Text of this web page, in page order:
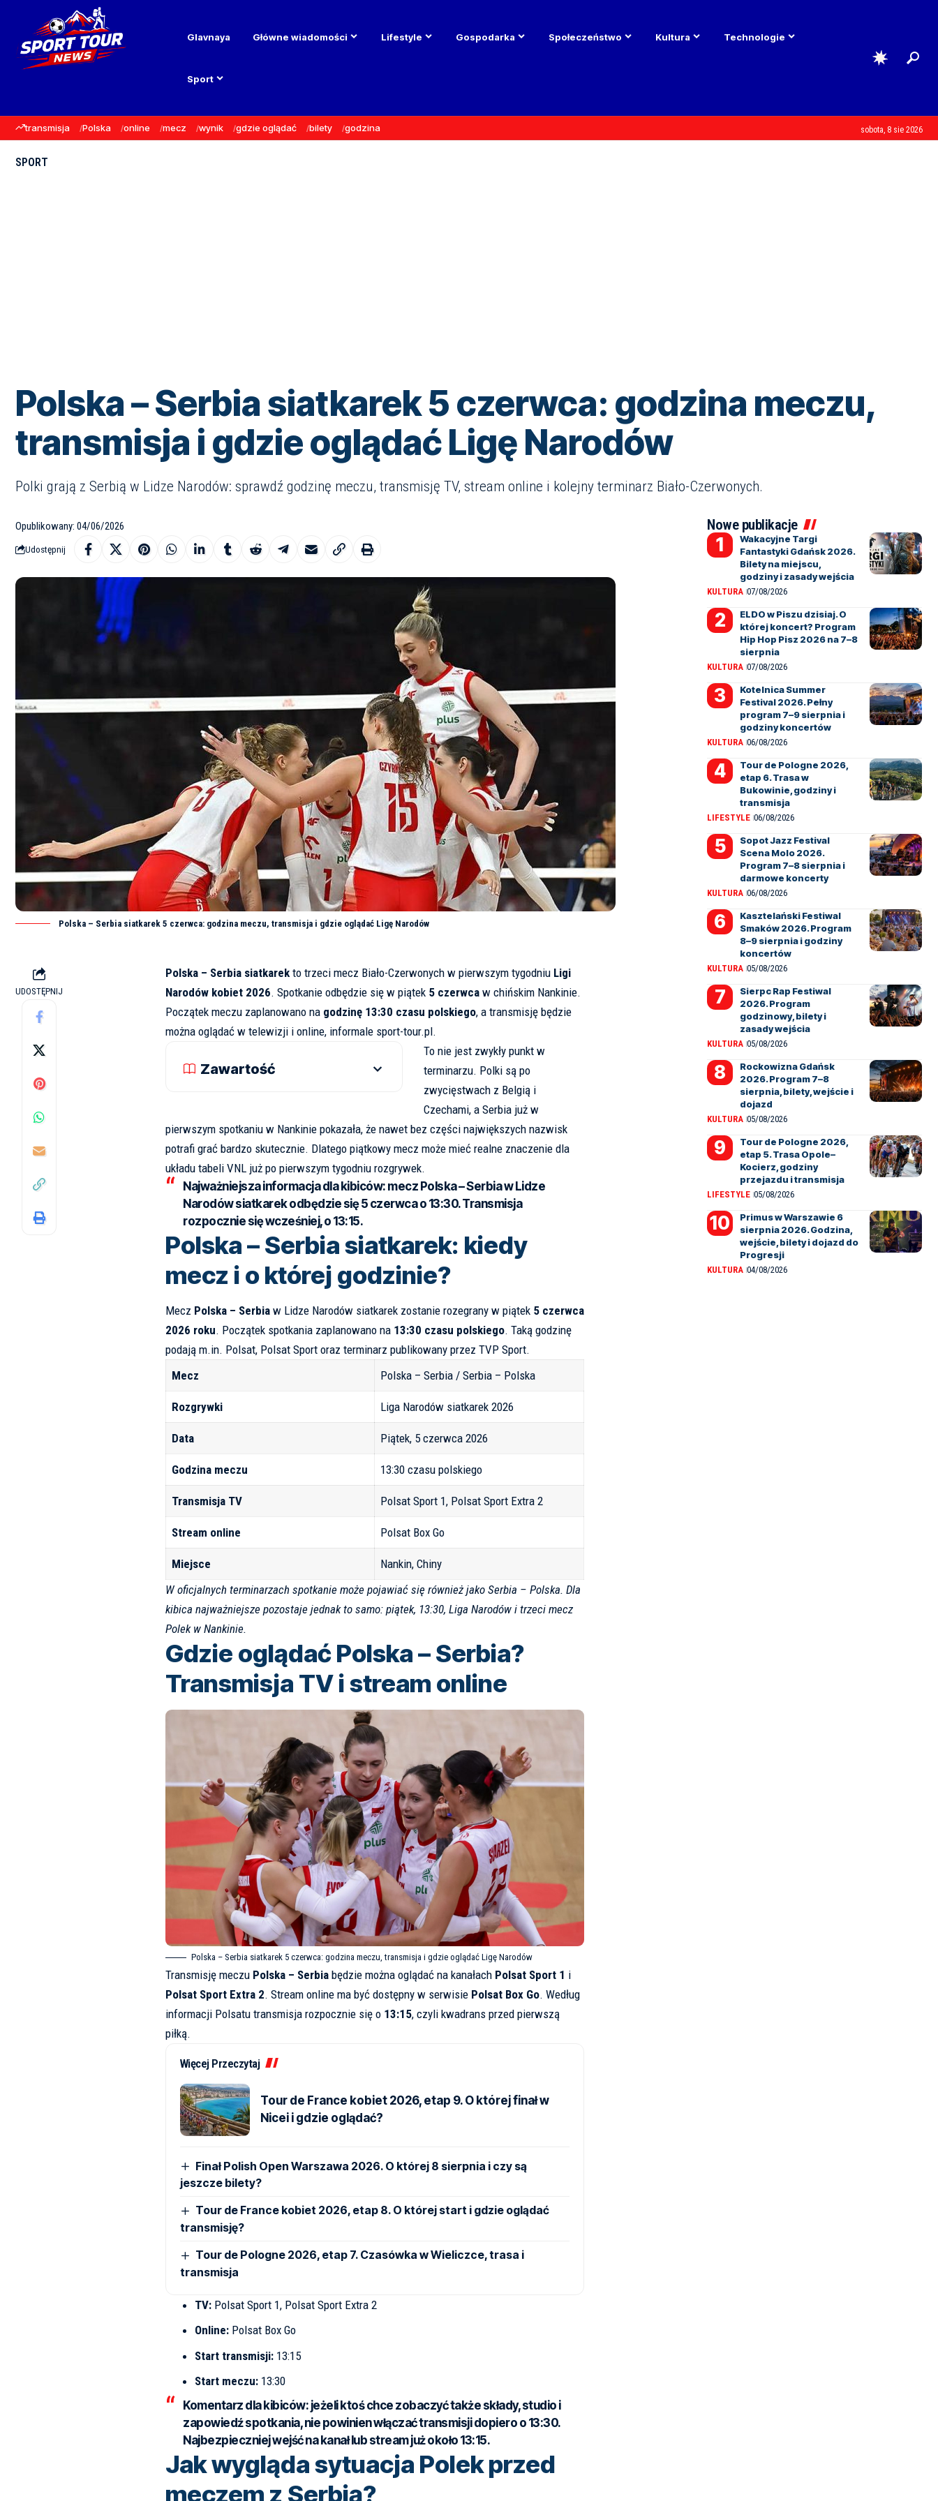
Glavnaya Główne wiadomości Lifestyle Gospodarka Społeczeństwo Kultura Technologie
Sport
transmisja Polska online mecz wynik gdzie oglądać bilety godzina sobota, 8 sie 2026
SPORT
Polska – Serbia siatkarek 5 czerwca: godzina meczu,
transmisja i gdzie oglądać Ligę Narodów
Polki grają z Serbią w Lidze Narodów: sprawdź godzinę meczu, transmisję TV, stream online i kolejny terminarz Biało-Czerwonych.
Opublikowany: 04/06/2026
Udostępnij
Polska – Serbia siatkarek 5 czerwca: godzina meczu, transmisja i gdzie oglądać Ligę Narodów
UDOSTĘPNIJ
Polska – Serbia siatkarekto trzeci mecz Biało-Czerwonych w pierwszym tygodniu Ligi
Narodów kobiet 2026. Spotkanie odbędzie się w piątek 5 czerwcaw chińskim Nankinie.
Początek meczu zaplanowano na godzinę 13:30 czasu polskiego, a transmisję będzie
można oglądać w telewizji i online, informale sport-tour.pl.
Zawartość
To nie jest zwykły punkt w
terminarzu. Polki są po
zwycięstwach z Belgią i
Czechami, a Serbia już w
pierwszym spotkaniu w Nankinie pokazała, że nawet bez części największych nazwisk
potrafi grać bardzo skutecznie. Dlatego piątkowy mecz może mieć realne znaczenie dla
układu tabeli VNL już po pierwszym tygodniu rozgrywek.
Najważniejsza informacja dla kibiców: mecz Polska – Serbia w Lidze
Narodów siatkarek odbędzie się5 czerwca o 13:30. Transmisja
rozpocznie się wcześniej, o 13:15.
Polska – Serbia siatkarek: kiedy
mecz i o której godzinie?
Mecz Polska – Serbiaw Lidze Narodów siatkarek zostanie rozegrany w piątek 5 czerwca
2026 roku. Początek spotkania zaplanowano na 13:30 czasu polskiego. Taką godzinę
podają m.in. Polsat, Polsat Sportoraz terminarz publikowany przez TVP Sport.
Mecz
Polska – Serbia / Serbia – Polska
Rozgrywki Liga Narodów siatkarek 2026
Data Piątek, 5 czerwca 2026
Godzina meczu 13:30 czasu polskiego
Transmisja TV Polsat Sport 1, Polsat Sport Extra 2
Stream online Polsat Box Go
Miejsce
Nankin, Chiny
W oficjalnych terminarzach spotkanie może pojawiać się również jako Serbia – Polska. Dla
kibica najważniejsze pozostaje jednak to samo: piątek, 13:30, Liga Narodów i trzeci mecz
Polek w Nankinie.
Gdzie oglądać Polska – Serbia?
Transmisja TV i stream online
Polska – Serbia siatkarek 5 czerwca: godzina meczu, transmisja i gdzie oglądać Ligę Narodów
Transmisję meczu Polska – Serbiabędzie można oglądać na kanałach Polsat Sport 1 i
Polsat Sport Extra 2. Stream online ma być dostępny w serwisie Polsat Box Go. Według
informacji Polsatutransmisja rozpocznie się o 13:15, czyli kwadrans przed pierwszą
piłką.
Więcej Przeczytaj
Tour de France kobiet 2026, etap 9. O której finał w
Nicei i gdzie oglądać?
Finał Polish Open Warszawa 2026. O której 8 sierpnia i czy są
jeszcze bilety?
Tour de France kobiet 2026, etap 8. O której start i gdzie oglądać
transmisję?
Tour de Pologne 2026, etap 7. Czasówka w Wieliczce, trasa i
transmisja
TV: Polsat Sport 1, Polsat Sport Extra 2
Online: Polsat Box Go
Start transmisji: 13:15
Start meczu: 13:30
Komentarz dla kibiców: jeżeli ktoś chce zobaczyć także składy, studio i
zapowiedź spotkania, nie powinien włączać transmisji dopiero o 13:30.
Najbezpieczniej wejść na kanał lub stream już około 13:15.
Jak wygląda sytuacja Polek przed
meczem z Serbią?
Nowe publikacje
Wakacyjne Targi
Fantastyki Gdańsk 2026.
Bilety na miejscu,
godziny i zasady wejścia
KULTURA 07/08/2026
ELDO w Piszu dzisiaj. O
której koncert? Program
Hip Hop Pisz 2026 na 7–8
sierpnia
KULTURA 07/08/2026
Kotelnica Summer
Festival 2026. Pełny
program 7–9 sierpnia i
godziny koncertów
KULTURA 06/08/2026
Tour de Pologne 2026,
etap 6. Trasa w
Bukowinie, godziny i
transmisja
LIFESTYLE 06/08/2026
Sopot Jazz Festival
Scena Molo 2026.
Program 7–8 sierpnia i
darmowe koncerty
KULTURA 06/08/2026
Kasztelański Festiwal
Smaków 2026. Program
8–9 sierpnia i godziny
koncertów
KULTURA 05/08/2026
Sierpc Rap Festiwal
2026. Program
godzinowy, bilety i
zasady wejścia
KULTURA 05/08/2026
Rockowizna Gdańsk
2026. Program 7–8
sierpnia, bilety, wejście i
dojazd
KULTURA 05/08/2026
Tour de Pologne 2026,
etap 5. Trasa Opole–
Kocierz, godziny
przejazdu i transmisja
LIFESTYLE 05/08/2026
Primus w Warszawie 6
sierpnia 2026. Godzina,
wejście, bilety i dojazd do
Progresji
KULTURA 04/08/2026